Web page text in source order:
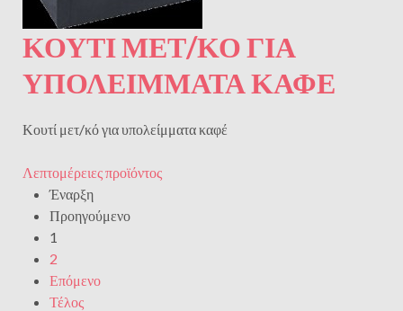
ΚΟΥΤΊ ΜΕΤ/ΚΌ ΓΙΑ
ΥΠΟΛΕΊΜΜΑΤΑ ΚΑΦΈ
Κουτί μετ/κό για υπολείμματα καφέ
Λεπτομέρειες προϊόντος
Έναρξη
Προηγούμενο
1
2
Επόμενο
Τέλος